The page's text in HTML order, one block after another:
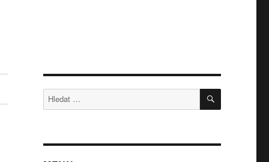
Hledat: HLEDÁNÍ